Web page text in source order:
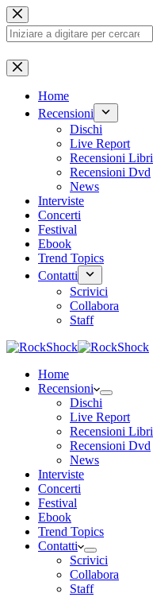
Salta
al
contenuto
Nessun
risultato
Home
Recensioni
Dischi
Live Report
Recensioni Libri
Recensioni Dvd
News
Interviste
Concerti
Festival
Ebook
Trend Topics
Contatti
Scrivici
Collabora
Staff
Home
Recensioni
Dischi
Live Report
Recensioni Libri
Recensioni Dvd
News
Interviste
Concerti
Festival
Ebook
Trend Topics
Contatti
Scrivici
Collabora
Staff